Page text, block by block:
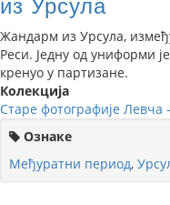
из Урсула
Жандарм из Урсула,
Реси. Једну од униформи
кренуо у партизане.
Колекција
Старе фотографије Левча
Ознаке
Међуратни период,